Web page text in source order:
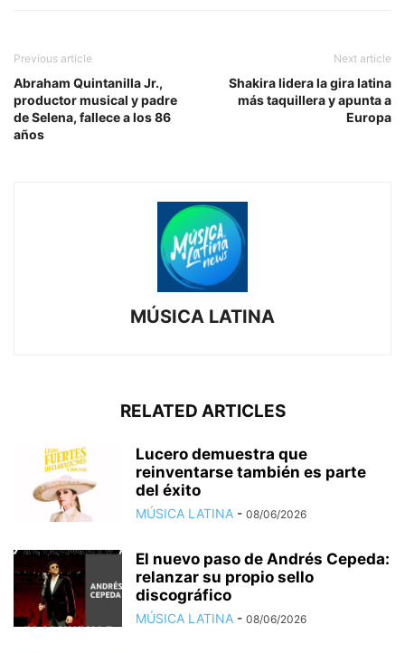
Previous article
Abraham Quintanilla Jr.,
productor musical y padre
de Selena, fallece a los 86
años
Next article
Shakira lidera la gira latina
más taquillera y apunta a
Europa
MÚSICA LATINA
RELATED ARTICLES
Lucero demuestra que
reinventarse también es parte
del éxito
MÚSICA LATINA - 08/06/2026
El nuevo paso de Andrés Cepeda:
relanzar su propio sello
discográfico
MÚSICA LATINA - 08/06/2026